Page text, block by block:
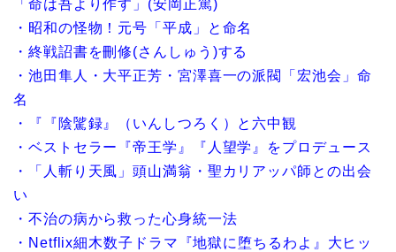
「命は吾より作す」 (安岡正篤)
・昭和の怪物！元号「平成」と命名
・終戦詔書を刪修(さんしゅう )する
・池田隼人・大平正芳・宮澤喜一の派閥「宏池会」命
名
・『『陰騭録』（いんしつろく）と六中観
・ベストセラー『帝王学』『人望学』をプロデュース
・「人斬り天風」頭山満翁・聖カリアッパ師との出会
い
・不治の病から救った心身統一法
・ Netflix細木数子ドラマ『地獄に堕ちるわよ』大ヒッ